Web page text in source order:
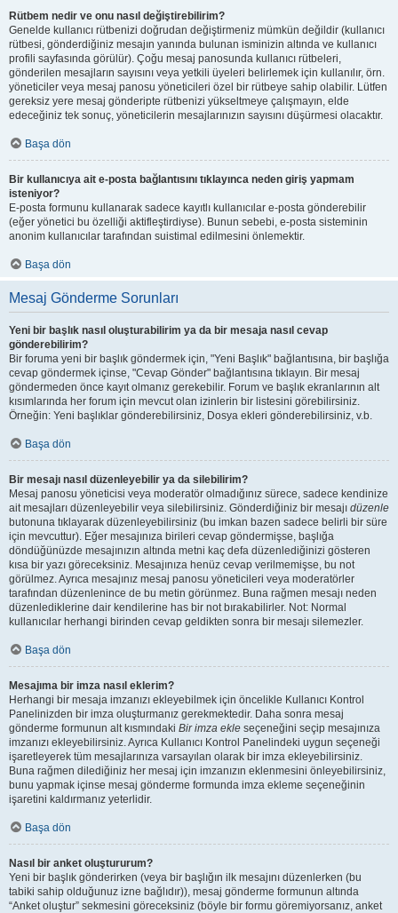
Rütbem nedir ve onu nasıl değiştirebilirim?
Genelde kullanıcı rütbenizi doğrudan değiştirmeniz mümkün değildir (kullanıcı
rütbesi, gönderdiğiniz mesajın yanında bulunan isminizin altında ve kullanıcı
profili sayfasında görülür). Çoğu mesaj panosunda kullanıcı rütbeleri,
gönderilen mesajların sayısını veya yetkili üyeleri belirlemek için kullanılır, örn.
yöneticiler veya mesaj panosu yöneticileri özel bir rütbeye sahip olabilir. Lütfen
gereksiz yere mesaj gönderipte rütbenizi yükseltmeye çalışmayın, elde
edeceğiniz tek sonuç, yöneticilerin mesajlarınızın sayısını düşürmesi olacaktır.
Başa dön
Bir kullanıcıya ait e-posta bağlantısını tıklayınca neden giriş yapmam
isteniyor?
E-posta formunu kullanarak sadece kayıtlı kullanıcılar e-posta gönderebilir
(eğer yönetici bu özelliği aktifleştirdiyse). Bunun sebebi, e-posta sisteminin
anonim kullanıcılar tarafından suistimal edilmesini önlemektir.
Başa dön
Mesaj Gönderme Sorunları
Yeni bir başlık nasıl oluşturabilirim ya da bir mesaja nasıl cevap
gönderebilirim?
Bir foruma yeni bir başlık göndermek için, "Yeni Başlık" bağlantısına, bir başlığa
cevap göndermek içinse, "Cevap Gönder" bağlantısına tıklayın. Bir mesaj
göndermeden önce kayıt olmanız gerekebilir. Forum ve başlık ekranlarının alt
kısımlarında her forum için mevcut olan izinlerin bir listesini görebilirsiniz.
Örneğin: Yeni başlıklar gönderebilirsiniz, Dosya ekleri gönderebilirsiniz, v.b.
Başa dön
Bir mesajı nasıl düzenleyebilir ya da silebilirim?
Mesaj panosu yöneticisi veya moderatör olmadığınız sürece, sadece kendinize
ait mesajları düzenleyebilir veya silebilirsiniz. Gönderdiğiniz bir mesajı düzenle
butonuna tıklayarak düzenleyebilirsiniz (bu imkan bazen sadece belirli bir süre
için mevcuttur). Eğer mesajınıza birileri cevap göndermişse, başlığa
döndüğünüzde mesajınızın altında metni kaç defa düzenlediğinizi gösteren
kısa bir yazı göreceksiniz. Mesajınıza henüz cevap verilmemişse, bu not
görülmez. Ayrıca mesajınız mesaj panosu yöneticileri veya moderatörler
tarafından düzenlenince de bu metin görünmez. Buna rağmen mesajı neden
düzenlediklerine dair kendilerine has bir not bırakabilirler. Not: Normal
kullanıcılar herhangi birinden cevap geldikten sonra bir mesajı silemezler.
Başa dön
Mesajıma bir imza nasıl eklerim?
Herhangi bir mesaja imzanızı ekleyebilmek için öncelikle Kullanıcı Kontrol
Panelinizden bir imza oluşturmanız gerekmektedir. Daha sonra mesaj
gönderme formunun alt kısmındaki Bir imza ekle seçeneğini seçip mesajınıza
imzanızı ekleyebilirsiniz. Ayrıca Kullanıcı Kontrol Panelindeki uygun seçeneği
işaretleyerek tüm mesajlarınıza varsayılan olarak bir imza ekleyebilirsiniz.
Buna rağmen dilediğiniz her mesaj için imzanızın eklenmesini önleyebilirsiniz,
bunu yapmak içinse mesaj gönderme formunda imza ekleme seçeneğinin
işaretini kaldırmanız yeterlidir.
Başa dön
Nasıl bir anket oluştururum?
Yeni bir başlık gönderirken (veya bir başlığın ilk mesajını düzenlerken (bu
tabiki sahip olduğunuz izne bağlıdır)), mesaj gönderme formunun altında
“Anket oluştur” sekmesini göreceksiniz (böyle bir formu göremiyorsanız, anket